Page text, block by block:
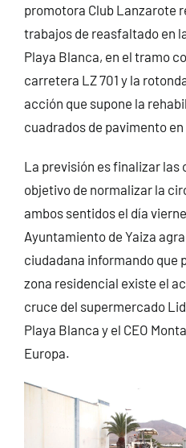
promotora Club Lanzarote
trabajos de reasfaltado en
Playa Blanca, en el tramo
carretera LZ 701 y la
acción que supone la
cuadrados de pavimento
La previsión es finalizar las
objetivo de normalizar la
ambos sentidos el día
Ayuntamiento de Yaiza
ciudadana informando que
zona residencial existe el
cruce del supermercado
Playa Blanca y el CEO
Europa.